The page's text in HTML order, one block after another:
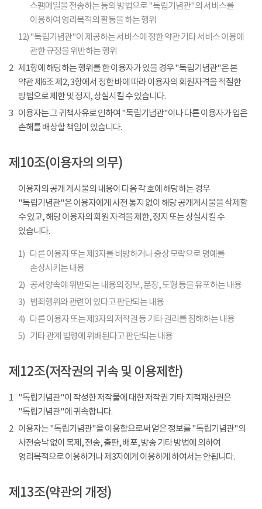
스팸메일을 전송하는 등의 방법으로 "독립기념관"의 서비스를
이용하여 영리목적의 활동을 하는 행위
12)"독립기념관"이 제공하는 서비스에 정한 약관 기타 서비스 이용에
관한 규정을 위반하는 행위
2 제1항에 해당하는 행위를 한 이용자가 있을 경우 "독립기념관"은 본
약관 제6조 제2, 3항에서 정한 바에 따라 이용자의 회원자격을 적절한
방법으로 제한 및 정지, 상실시킬 수 있습니다.
3 이용자는 그 귀책사유로 인하여 "독립기념관"이나 다른 이용자가 입은
손해를 배상할 책임이 있습니다.
제10조(이용자의 의무)
이용자의 공개 게시물의 내용이 다음 각 호에 해당하는 경우
"독립기념관"은 이용자에게 사전 통지 없이 해당 공개게시물을 삭제할
수 있고, 해당 이용자의 회원 자격을 제한, 정지 또는 상실시킬 수
있습니다.
1) 다른 이용자 또는 제3자를 비방하거나 중상 모략으로 명예를
손상시키는 내용
2) 공서양속에 위반되는 내용의 정보, 문장, 도형 등을 유포하는 내용
3)
범죄행위와 관련이 있다고 판단되는 내용
4) 다른 이용자 또는 제3자의 저작권 등 기타 권리를 침해하는 내용
5) 기타 관계 법령에 위배된다고 판단되는 내용
제12조(저작권의 귀속 및 이용제한)
1 "독립기념관"이 작성한 저작물에 대한 저작권 기타 지적재산권은
"독립기념관"에 귀속합니다.
2 이용자는 "독립기념관"을 이용함으로써 얻은 정보를 "독립기념관"의
사전승낙 없이 복제, 전송, 출판, 배포, 방송 기타 방법에 의하여
영리목적으로 이용하거나 제3자에게 이용하게 하여서는 안됩니다.
제13조(약관의 개정)